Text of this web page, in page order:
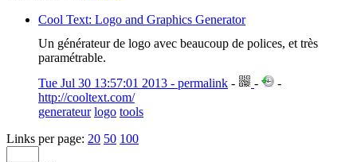
Cool Text: Logo and Graphics Generator
Un générateur de logo avec beaucoup de polices, et très
paramétrable.
Tue Jul 30 13:57:01 2013 - permalink - -
-
http://cooltext.com/
generateur logo tools
Links per page: 20 50 100